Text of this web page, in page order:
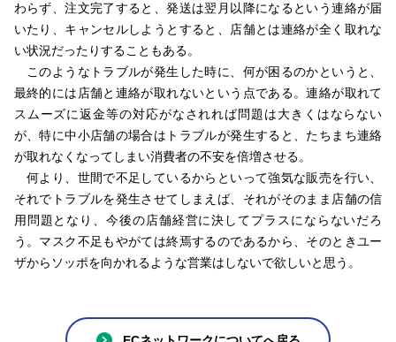
わらず、注文完了すると、発送は翌月以降になるという連絡が届
いたり、キャンセルしようとすると、店舗とは連絡が全く取れな
い状況だったりすることもある。
このようなトラブルが発生した時に、何が困るのかというと、
最終的には店舗と連絡が取れないという点である。連絡が取れて
スムーズに返金等の対応がなされれば問題は大きくはならない
が、特に中小店舗の場合はトラブルが発生すると、たちまち連絡
が取れなくなってしまい消費者の不安を倍増させる。
何より、世間で不足しているからといって強気な販売を行い、
それでトラブルを発生させてしまえば、それがそのまま店舗の信
用問題となり、今後の店舗経営に決してプラスにならないだろ
う。マスク不足もやがては終焉するのであるから、そのときユー
ザからソッポを向かれるような営業はしないで欲しいと思う。